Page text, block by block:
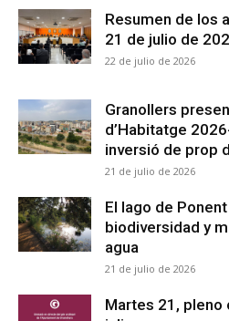
Resumen de los
21 de julio de
22 de julio de 2026
Granollers
d’Habitatge
inversió de prop
21 de julio de 2026
El lago de
biodiversidad y
agua
21 de julio de 2026
Martes 21, pleno